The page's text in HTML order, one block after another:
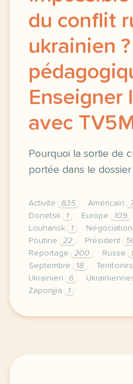
du conflit
ukrainien
Enseigner
avec
Pourquoi la sortie de
portée dans le
Activité 835 Américain
Donetsk
1 Europe 109
Louhansk
1
Poutine
22 Président
Reportage
200 Russe
Septembre
18 Territoires
Ukrainien
6
Zaporijjia
1
continuer sans